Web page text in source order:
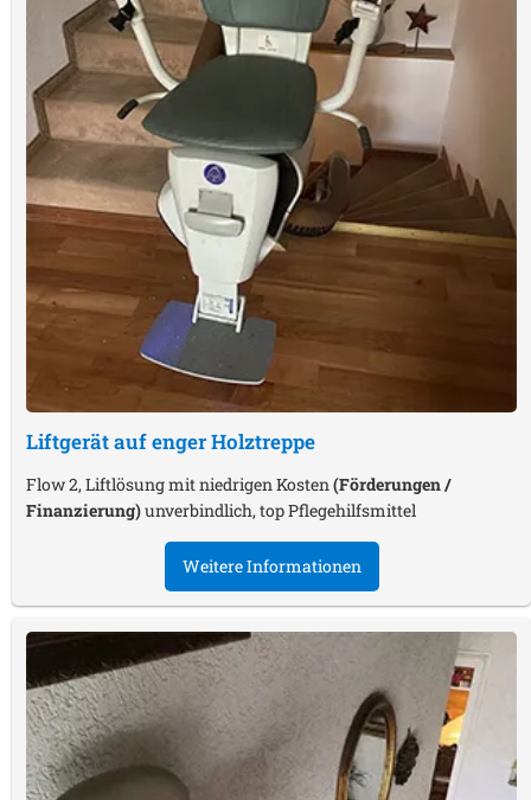
Liftgerät auf enger Holztreppe
Flow 2, Liftlösung mit niedrigen Kosten (Förderungen /
Finanzierung)unverbindlich, top Pflegehilfsmittel
Weitere Informationen